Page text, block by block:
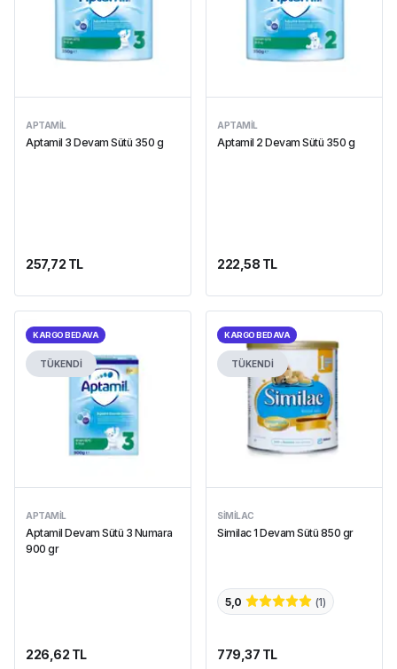
APTAMIL
Aptamil 3 Devam Sütü 350 g
257,72 TL
APTAMIL
Aptamil 2 Devam Sütü 350 g
222,58 TL
KARGO BEDAVA
TÜKENDİ
APTAMIL
Aptamil Devam Sütü 3 Numara
900 gr
226,62 TL
KARGO BEDAVA
TÜKENDİ
SIMILAC
Similac 1 Devam Sütü 850 gr
5,0 (1)
779,37 TL